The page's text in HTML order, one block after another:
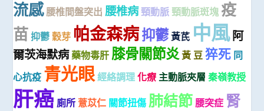
流感 腰椎間盤突出 腰椎病 頸動脈 頸動脈斑塊 疫
苗 抑鬱 穀芽 帕金森病抑鬱黃芪 中風阿
爾茨海默病 藥物毒肝 膝骨關節炎黃 豆 猝死 同
心抗疫 青光眼經絡調理 化療 主動脈夾層 秦嶺教授
肝癌 廁所 薏苡仁 關節扭傷 肺結節 腰突症 腎